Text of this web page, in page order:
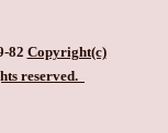
82 Copyright(c)
reserved.